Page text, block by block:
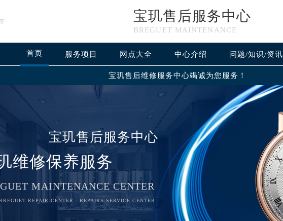
宝玑售后服务中心
BREGUET MAINTENANCE
首页 服务项目 网点大全 中心介绍 问题/知识/资讯
宝玑售后维修服务中心竭诚为您服务！
宝玑售后服务中心
维修保养服务
MAINTENANCE CENTER
REPAIR CENTER - REPAIRS SERVICE CENTER